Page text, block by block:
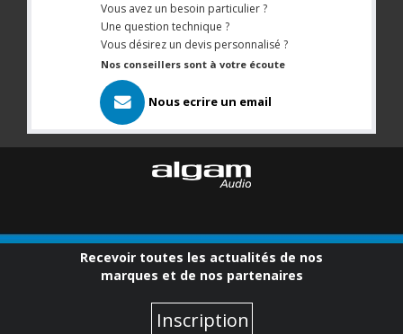
Vous avez un besoin particulier ?
Une question technique ?
Vous désirez un devis personnalisé ?
Nos conseillers sont à votre écoute
Nous ecrire un email
Recevoir toutes les actualités de nos
marques et de nos partenaires
Inscription